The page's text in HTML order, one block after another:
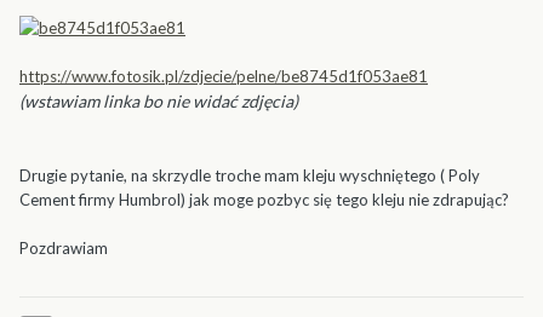
https://www.fotosik.pl/zdjecie/pelne/be8745d1f053ae81
(wstawiam linka bo nie widać zdjęcia)
Drugie pytanie, na skrzydle troche mam kleju wyschniętego ( Poly
Cement firmy Humbrol) jak moge pozbyc się tego kleju nie zdrapując?
Pozdrawiam